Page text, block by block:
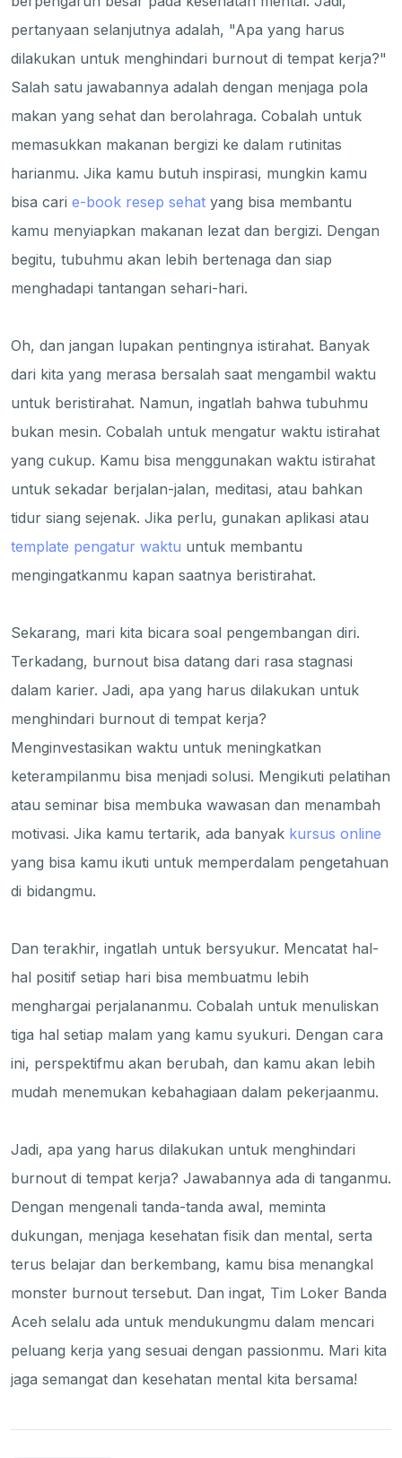
pertanyaan selanjutnya adalah, "Apa yang harus
dilakukan untuk menghindari burnout di tempat kerja?"
Salah satu jawabannya adalah dengan menjaga pola
makan yang sehat dan berolahraga. Cobalah untuk
memasukkan makanan bergizi ke dalam rutinitas
harianmu. Jika kamu butuh inspirasi, mungkin kamu
bisa cari e-book resep sehat yang bisa membantu
kamu menyiapkan makanan lezat dan bergizi. Dengan
begitu, tubuhmu akan lebih bertenaga dan siap
menghadapi tantangan sehari-hari.
Oh, dan jangan lupakan pentingnya istirahat. Banyak
dari kita yang merasa bersalah saat mengambil waktu
untuk beristirahat. Namun, ingatlah bahwa tubuhmu
bukan mesin. Cobalah untuk mengatur waktu istirahat
yang cukup. Kamu bisa menggunakan waktu istirahat
untuk sekadar berjalan-jalan, meditasi, atau bahkan
tidur siang sejenak. Jika perlu, gunakan aplikasi atau
template pengatur waktu untuk membantu
mengingatkanmu kapan saatnya beristirahat.
Sekarang, mari kita bicara soal pengembangan diri.
Terkadang, burnout bisa datang dari rasa stagnasi
dalam karier. Jadi, apa yang harus dilakukan untuk
menghindari burnout di tempat kerja?
Menginvestasikan waktu untuk meningkatkan
keterampilanmu bisa menjadi solusi. Mengikuti pelatihan
atau seminar bisa membuka wawasan dan menambah
motivasi. Jika kamu tertarik, ada banyak kursus online
yang bisa kamu ikuti untuk memperdalam pengetahuan
di bidangmu.
Dan terakhir, ingatlah untuk bersyukur. Mencatat hal-
hal positif setiap hari bisa membuatmu lebih
menghargai perjalananmu. Cobalah untuk menuliskan
tiga hal setiap malam yang kamu syukuri. Dengan cara
ini, perspektifmu akan berubah, dan kamu akan lebih
mudah menemukan kebahagiaan dalam pekerjaanmu.
Jadi, apa yang harus dilakukan untuk menghindari
burnout di tempat kerja? Jawabannya ada di tanganmu.
Dengan mengenali tanda-tanda awal, meminta
dukungan, menjaga kesehatan fisik dan mental, serta
terus belajar dan berkembang, kamu bisa menangkal
monster burnout tersebut. Dan ingat, Tim Loker Banda
Aceh selalu ada untuk mendukungmu dalam mencari
peluang kerja yang sesuai dengan passionmu. Mari kita
jaga semangat dan kesehatan mental kita bersama!